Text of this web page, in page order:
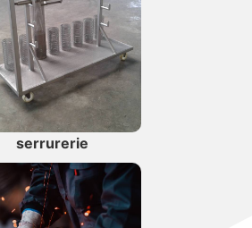
serrurerie